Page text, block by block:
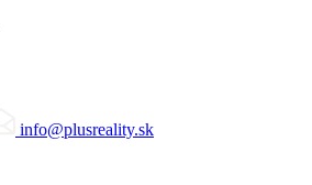
info@plusreality.sk